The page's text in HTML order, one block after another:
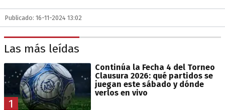
Publicado: 16-11-2024 13:02
Las más leídas
1
Continúa la Fecha 4 del Torneo
Clausura 2026: qué partidos se
juegan este sábado y dónde
verlos en vivo